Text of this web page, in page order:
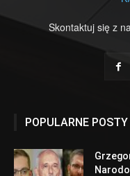
Skontaktuj się z
POPULARNE POSTY